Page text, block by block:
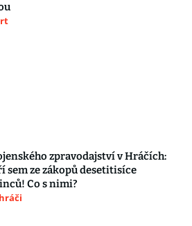
zpravodajství v Hráčích:
sem ze zákopů desetitisíce
Co s nimi?